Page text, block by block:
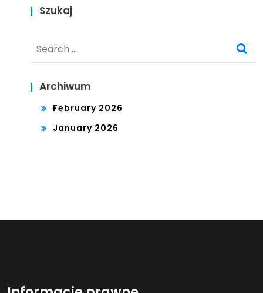
Szukaj
Search
for:
Archiwum
February 2026
January 2026